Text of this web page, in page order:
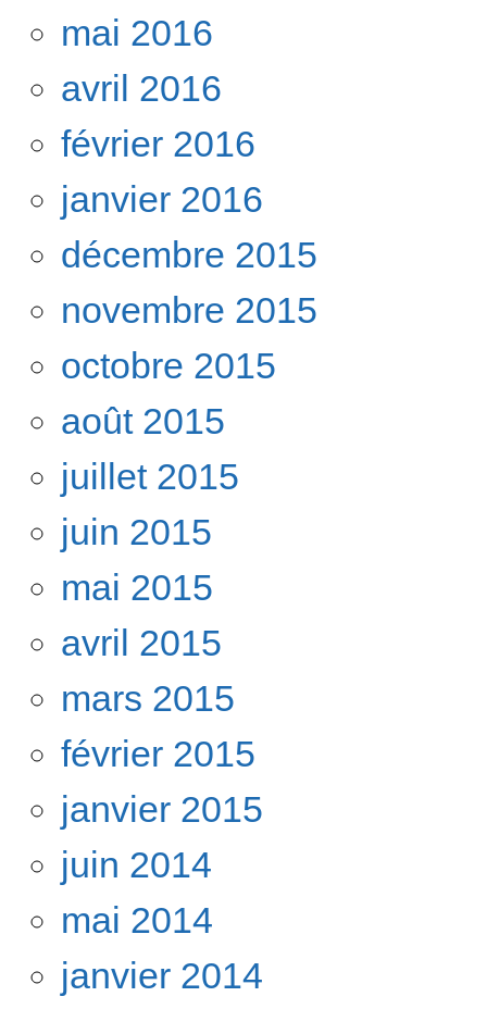
mai 2016
avril 2016
février 2016
janvier 2016
décembre 2015
novembre 2015
octobre 2015
août 2015
juillet 2015
juin 2015
mai 2015
avril 2015
mars 2015
février 2015
janvier 2015
juin 2014
mai 2014
janvier 2014